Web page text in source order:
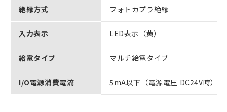
絶縁方式 フォトカプラ絶縁
入力表示 LED表示（黄）
給電タイプ マルチ給電タイプ
I/O電源消費電流 5mA以下（電源電圧 DC24V時）